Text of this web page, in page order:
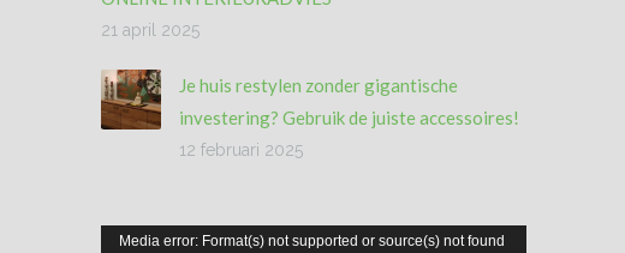
21 april 2025
Je huis restylen zonder gigantische
investering? Gebruik de juiste accessoires!
12 februari 2025
Videospeler
Media error: Format(s) not supported or source(s) not found